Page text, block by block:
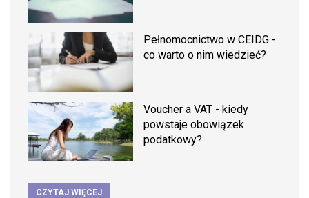
Pełnomocnictwo w CEIDG -
co warto o nim wiedzieć?
Voucher a VAT - kiedy
powstaje obowiązek
podatkowy?
CZYTAJ WIĘCEJ